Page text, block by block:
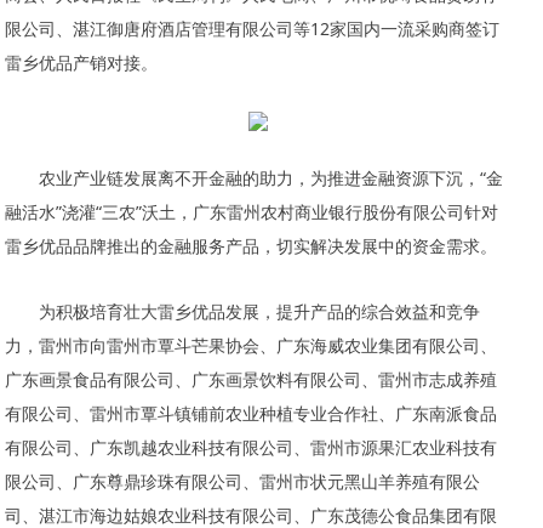
限公司、湛江御唐府酒店管理有限公司等12家国内一流采购商签订
雷乡优品产销对接。
农业产业链发展离不开金融的助力，为推进金融资源下沉，“金
融活水”浇灌“三农”沃土，广东雷州农村商业银行股份有限公司针对
雷乡优品品牌推出的金融服务产品，切实解决发展中的资金需求。
为积极培育壮大雷乡优品发展，提升产品的综合效益和竞争
力，雷州市向雷州市覃斗芒果协会、广东海威农业集团有限公司、
广东画景食品有限公司、广东画景饮料有限公司、雷州市志成养殖
有限公司、雷州市覃斗镇铺前农业种植专业合作社、广东南派食品
有限公司、广东凯越农业科技有限公司、雷州市源果汇农业科技有
限公司、广东尊鼎珍珠有限公司、雷州市状元黑山羊养殖有限公
司、湛江市海边姑娘农业科技有限公司、广东茂德公食品集团有限